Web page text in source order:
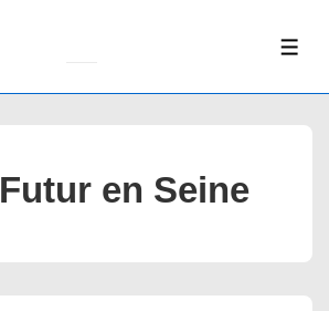
Futur en Seine